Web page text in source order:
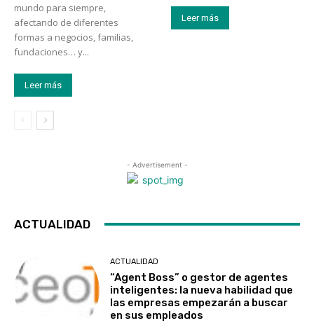
mundo para siempre,
afectando de diferentes
formas a negocios, familias,
fundaciones… y...
Leer más
Leer más
- Advertisement -
ACTUALIDAD
ACTUALIDAD
“Agent Boss” o gestor de agentes
inteligentes: la nueva habilidad que
las empresas empezarán a buscar
en sus empleados